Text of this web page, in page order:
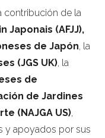
contribución de la
Japonais (AFJJ),
de Japón, la
(JGS UK), la
de
de Jardines
(NAJGA US),
y apoyados por sus